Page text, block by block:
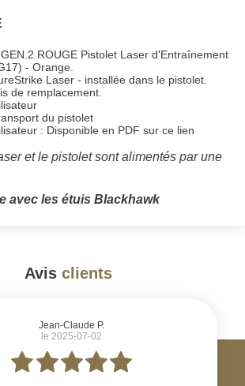
ROUGE Pistolet Laser d'Entraînement
- Orange.
Laser - installée dans le pistolet.
de remplacement.
du pistolet
: Disponible en PDF sur ce lien
et le pistolet sont alimentés par une
avec les étuis Blackhawk
Avis clients
Jean-Claude P.
le 2025-07-02